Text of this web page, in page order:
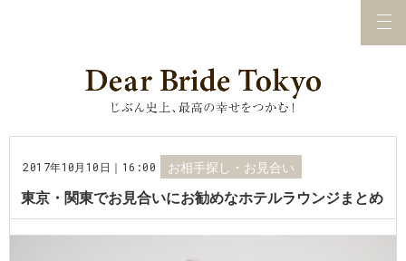
2017年10月10日｜16:00 お相手探し・お見合い
東京・関東でお見合いにお勧めなホテルラウンジまとめ